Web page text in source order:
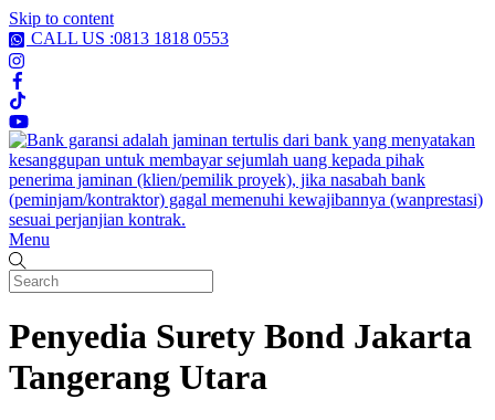
Skip to content
CALL US :0813 1818 0553
Menu
Penyedia Surety Bond Jakarta
Tangerang Utara